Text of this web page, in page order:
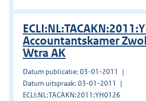
Accountantskamer
Wtra AK
Datum publicatie: 03-01-2011
Datum uitspraak: 03-01-2011
ECLI:NL:TACAKN:2011:YH0126